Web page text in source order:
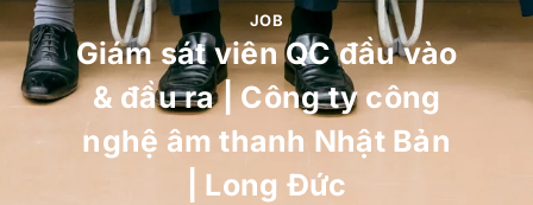
JOB
Giám sát viên QC đầu vào
& đầu ra | Công ty công
nghệ âm thanh Nhật Bản
| Long Đức